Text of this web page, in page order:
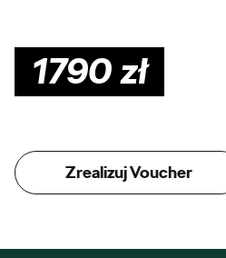
1790zł
Zrealizuj Voucher